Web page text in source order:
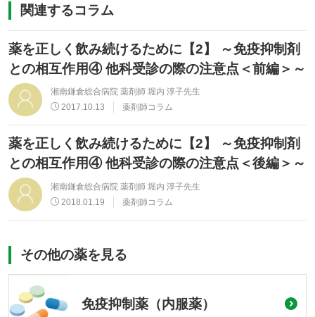
関連するコラム
薬を正しく飲み続けるために【2】 ～免疫抑制剤
との相互作用④ 他科受診の際の注意点＜前編＞～
湘南鎌倉総合病院 薬剤師 堀内 淳子先生
2017.10.13
薬剤師コラム
薬を正しく飲み続けるために【2】 ～免疫抑制剤
との相互作用④ 他科受診の際の注意点＜後編＞～
湘南鎌倉総合病院 薬剤師 堀内 淳子先生
2018.01.19
薬剤師コラム
その他の薬を見る
免疫抑制薬（内服薬）